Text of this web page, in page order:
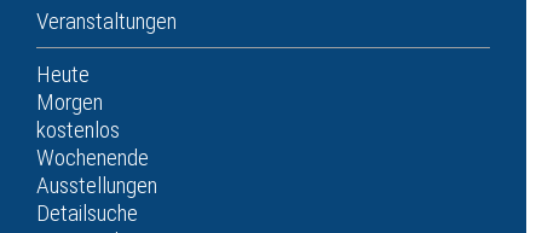
Veranstaltungen
Heute
Morgen
kostenlos
Wochenende
Ausstellungen
Detailsuche